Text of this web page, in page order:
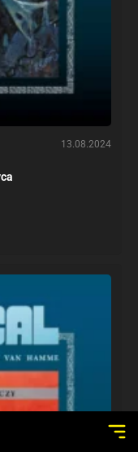
13.08.2024